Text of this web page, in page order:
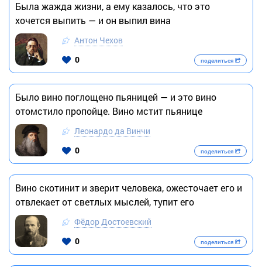
Была жажда жизни, а ему казалось, что это
хочется выпить — и он выпил вина
Антон Чехов
0
поделиться
Было вино поглощено пьяницей — и это вино
отомстило пропойце. Вино мстит пьянице
Леонардо да Винчи
0
поделиться
Вино скотинит и зверит человека, ожесточает его и
отвлекает от светлых мыслей, тупит его
Фёдор Достоевский
0
поделиться